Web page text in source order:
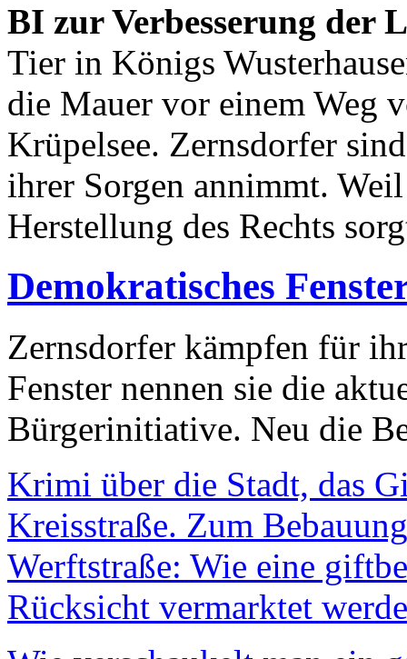
BI zur Verbesserung der
Tier in Königs
die Mauer vor einem Weg
Krüpelsee. Zernsdorfer
ihrer Sorgen annimmt.
Herstellung des Rechts
Demokratisches
Zernsdorfer kämpfen für
Fenster nennen sie die
Bürgerinitiative. Neu die
Krimi über die Stadt, das
Kreisstraße. Zum
Werftstraße: Wie eine
Rücksicht vermarktet